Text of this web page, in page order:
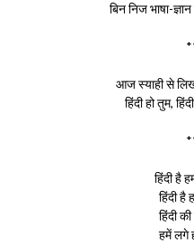
बिन निज भाषा-
आज स्याही से
हिंदी हो तुम,
हिंदी है
हिंदी है
हिंदी
हमें लगे